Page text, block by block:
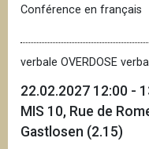
Conférence en français
verbale OVERDOSE
22.02.2027 12:00 -
MIS 10, Rue de
Gastlosen (2.15)